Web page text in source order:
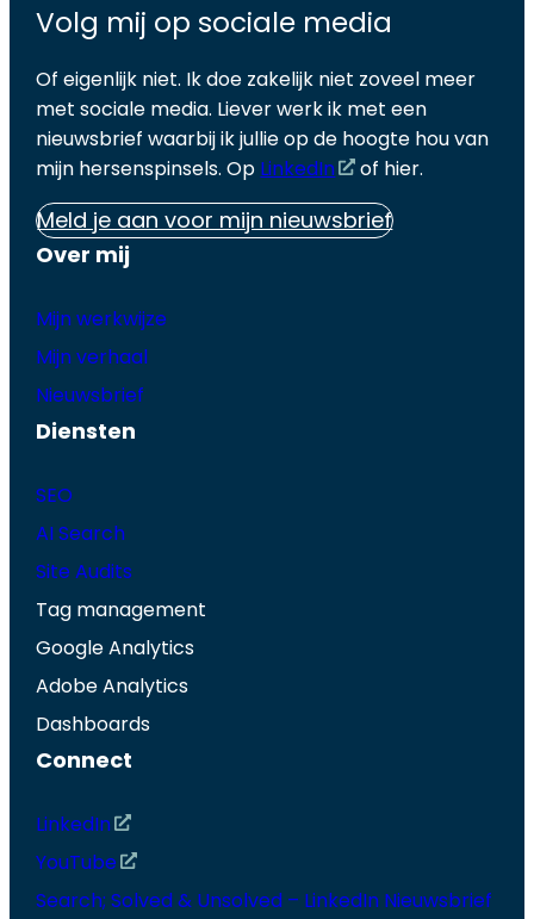
Volg mij op sociale media
Of eigenlijk niet. Ik doe zakelijk niet zoveel meer
met sociale media. Liever werk ik met een
nieuwsbrief waarbij ik jullie op de hoogte hou van
mijn hersenspinsels. Op LinkedIn of hier.
Meld je aan voor mijn nieuwsbrief
Over mij
Mijn werkwijze
Mijn verhaal
Nieuwsbrief
Diensten
SEO
AI Search
Site Audits
Tag management
Google Analytics
Adobe Analytics
Dashboards
Connect
LinkedIn
YouTube
Search; Solved & Unsolved – LinkedIn Nieuwsbrief